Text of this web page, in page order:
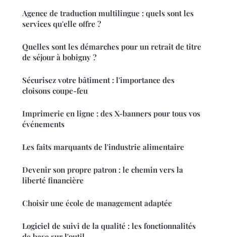
Agence de traduction multilingue : quels sont les
services qu'elle offre ?
Quelles sont les démarches pour un retrait de titre
de séjour à bobigny ?
Sécurisez votre bâtiment : l'importance des
cloisons coupe-feu
Imprimerie en ligne : des X-banners pour tous vos
événements
Les faits marquants de l'industrie alimentaire
Devenir son propre patron : le chemin vers la
liberté financière
Choisir une école de management adaptée
Logiciel de suivi de la qualité : les fonctionnalités